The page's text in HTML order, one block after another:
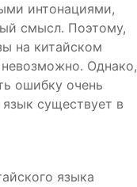
интонациями,
смысл. Поэтому,
на китайском
невозможно. Однако,
ошибку очень
существует в
языка